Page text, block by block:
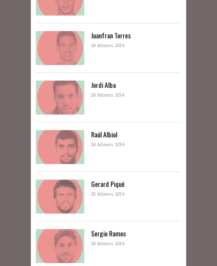
Juanfran Torres
28 febrero, 2014
Jordi Alba
28 febrero, 2014
Raúl Albiol
28 febrero, 2014
Gerard Piqué
28 febrero, 2014
Sergio Ramos
28 febrero, 2014